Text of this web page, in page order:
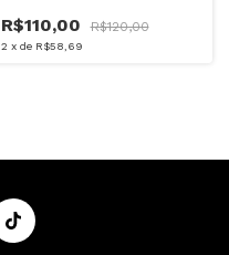
R$110,00 R$120,00
2 x de R$58,69